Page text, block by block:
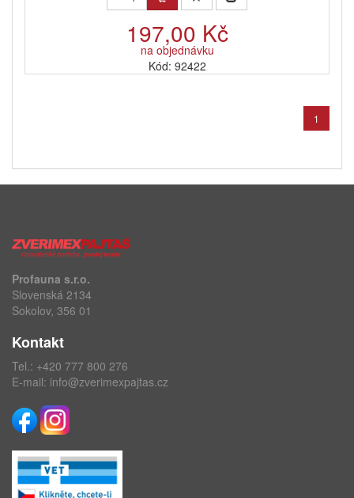
197,00 Kč
na objednávku
Kód: 92422
1
Profauna s.r.o.
Slovenská 2134
Sokolov, 356 01
Kontakt
Tel.: +420 777 800 276
E-mail: info@zverimexpajtas.cz